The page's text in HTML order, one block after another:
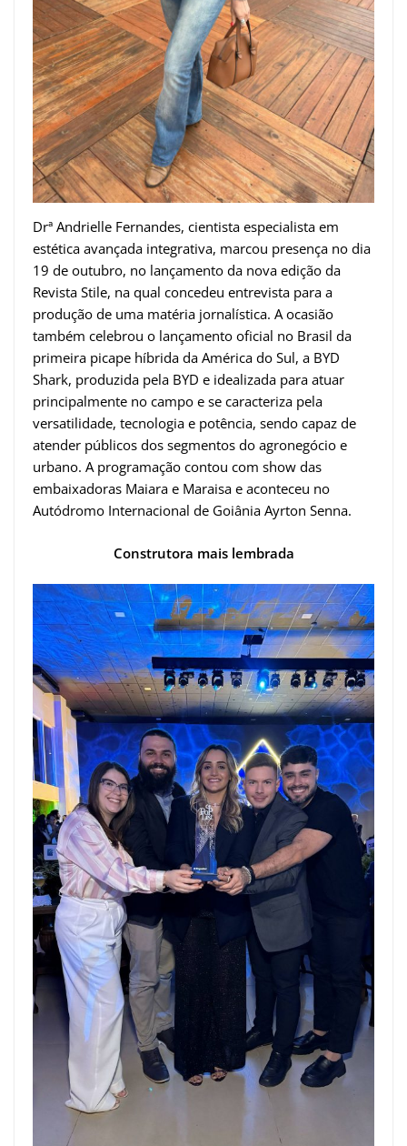
Drª Andrielle Fernandes, cientista especialista em
estética avançada integrativa, marcou presença no dia
19 de outubro, no lançamento da nova edição da
Revista Stile, na qual concedeu entrevista para a
produção de uma matéria jornalística. A ocasião
também celebrou o lançamento oficial no Brasil da
primeira picape híbrida da América do Sul, a BYD
Shark, produzida pela BYD e idealizada para atuar
principalmente no campo e se caracteriza pela
versatilidade, tecnologia e potência, sendo capaz de
atender públicos dos segmentos do agronegócio e
urbano. A programação contou com show das
embaixadoras Maiara e Maraisa e aconteceu no
Autódromo Internacional de Goiânia Ayrton Senna.
Construtora mais lembrada